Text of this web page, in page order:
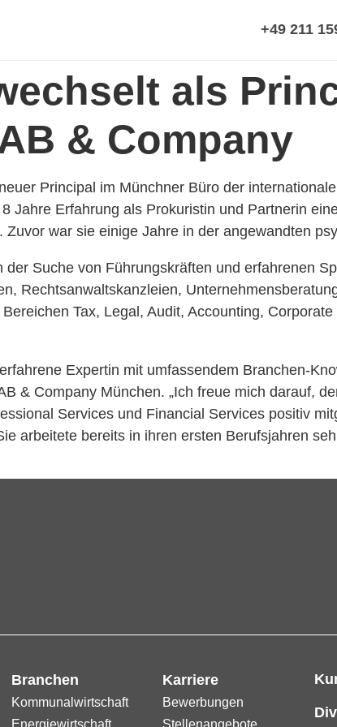
+49 211
als
& Company
Principal im Münchner Büro der
Jahre Erfahrung als Prokuristin und Partnerin
war sie einige Jahre in der angewandten
Suche von Führungskräften und erfahrenen
Rechtsanwaltskanzleien,
Tax, Legal, Audit, Accounting,
Expertin mit umfassendem Branchen-
& Company München. „Ich freue mich darauf,
Services und Financial Services positiv
arbeitete bereits in ihren ersten Berufsjahren
Branchen
Kommunalwirtschaft
Karriere
Bewerbungen